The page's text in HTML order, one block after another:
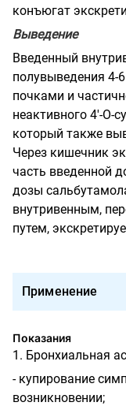
конъюгат
Выведение
Введенный
полувыведения 4-
почками и
неактивного 4'-О-
который также
Через кишечник
часть введенной
дозы
внутривенным,
путем,
Применение
Показания
1. Бронхиальная
- купирование
возникновении;